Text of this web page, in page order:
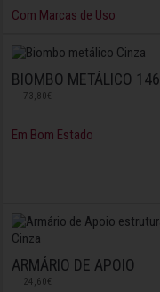
Com Marcas de Uso
BIOMBO METÁLICO 146
73,80€
Em Bom Estado
ARMÁRIO DE APOIO
24,60€